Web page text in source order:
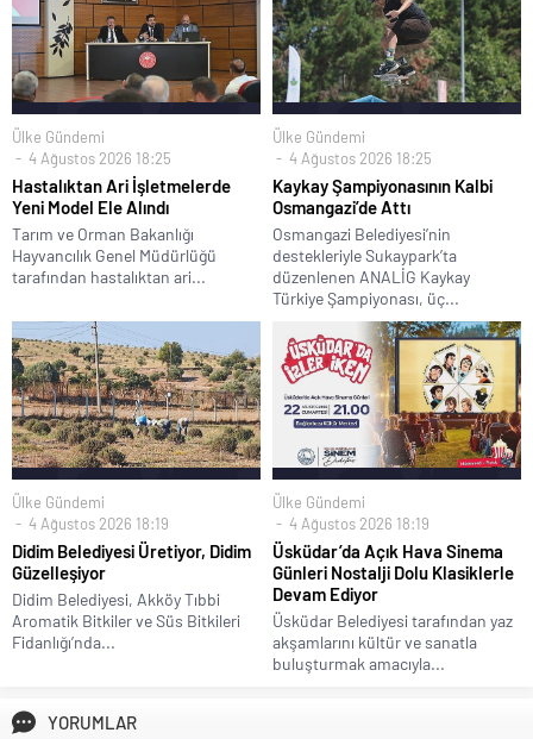
Ülke Gündemi
4 Ağustos 2026 18:25
Hastalıktan Ari İşletmelerde
Yeni Model Ele Alındı
Tarım ve Orman Bakanlığı
Hayvancılık Genel Müdürlüğü
tarafından hastalıktan ari...
Ülke Gündemi
4 Ağustos 2026 18:25
Kaykay Şampiyonasının Kalbi
Osmangazi’de Attı
Osmangazi Belediyesi’nin
destekleriyle Sukaypark’ta
düzenlenen ANALİG Kaykay
Türkiye Şampiyonası, üç...
Ülke Gündemi
4 Ağustos 2026 18:19
Didim Belediyesi Üretiyor, Didim
Güzelleşiyor
Didim Belediyesi, Akköy Tıbbi
Aromatik Bitkiler ve Süs Bitkileri
Fidanlığı’nda...
Ülke Gündemi
4 Ağustos 2026 18:19
Üsküdar’da Açık Hava Sinema
Günleri Nostalji Dolu Klasiklerle
Devam Ediyor
Üsküdar Belediyesi tarafından yaz
akşamlarını kültür ve sanatla
buluşturmak amacıyla...
YORUMLAR